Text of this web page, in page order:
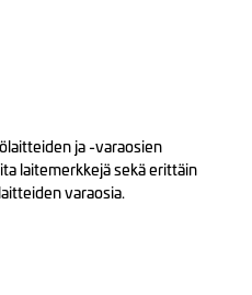
ja -varaosien
laitemerkkejä sekä erittäin
varaosia.